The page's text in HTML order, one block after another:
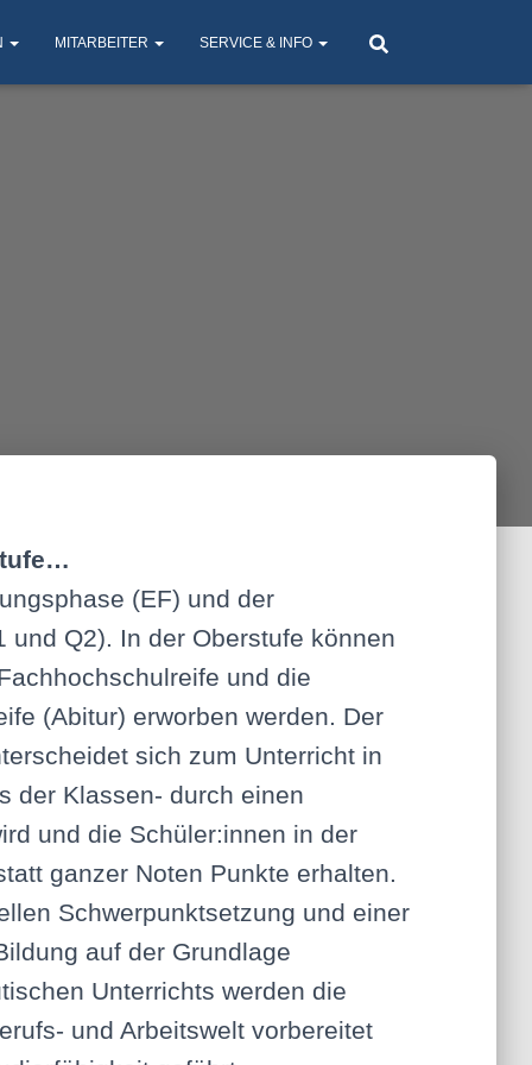
MITARBEITER SERVICE & INFO
(EF) und der
und Q2). In der Oberstufe können
und die
(Abitur) erworben werden. Der
sich zum Unterricht in
der Klassen- durch einen
und die Schüler:innen in der
ganzer Noten Punkte erhalten.
Schwerpunktsetzung und einer
auf der Grundlage
Unterrichts werden die
und Arbeitswelt vorbereitet